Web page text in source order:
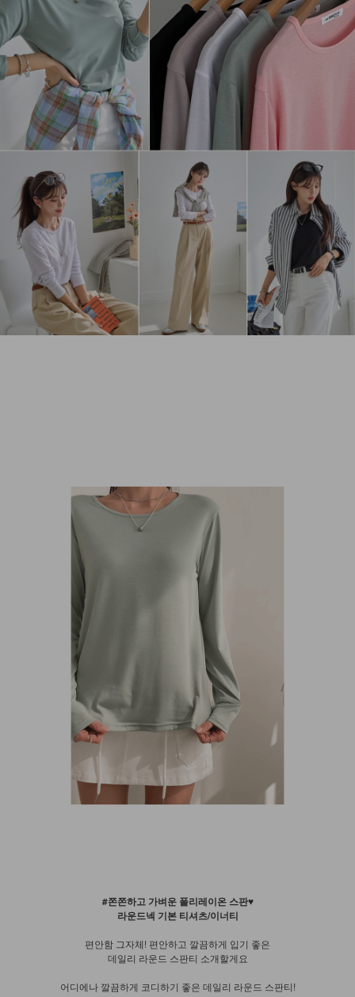
#쫀쫀하고 가벼운 폴리레이온 스판♥
라운드넥 기본 티셔츠/이너티
편안함 그자체! 편안하고 깔끔하게 입기 좋은
데일리 라운드 스판티 소개할게요
어디에나 깔끔하게 코디하기 좋은 데일리 라운드 스판티!